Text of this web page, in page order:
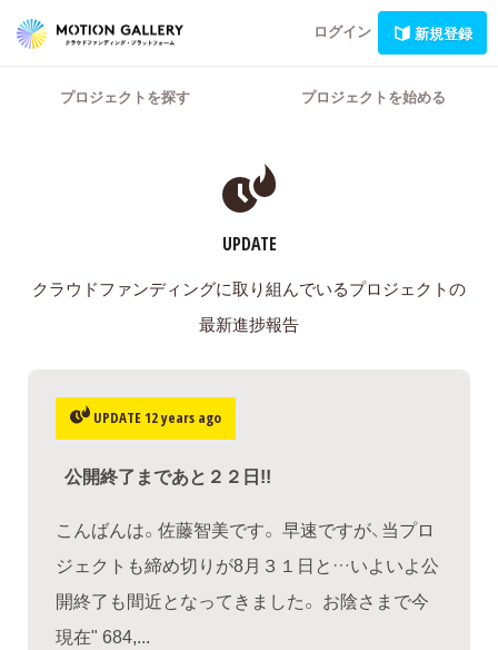
ログイン 新規登録
プロジェクトを探す プロジェクトを始める
UPDATE
クラウドファンディングに取り組んでいるプロジェクトの
最新進捗報告
UPDATE 12 years ago
公開終了まであと２２日!!
こんばんは。佐藤智美です。 早速ですが、当プロ
ジェクトも締め切りが8月３１日と…いよいよ公
開終了も間近となってきました。 お陰さまで今
現在" 684,...